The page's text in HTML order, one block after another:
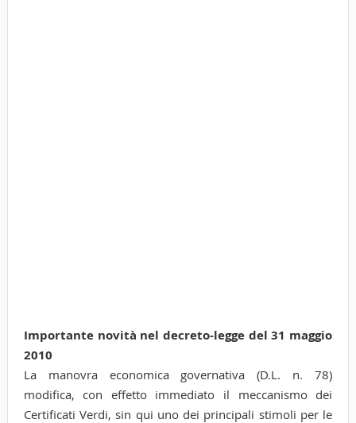
Importante novità nel decreto-legge del 31 maggio
2010
La manovra economica governativa (D.L. n. 78)
modifica, con effetto immediato il meccanismo dei
Certificati Verdi, sin qui uno dei principali stimoli per le